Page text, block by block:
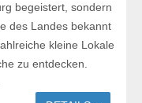
begeistert, sondern
des Landes bekannt
kleine Lokale
zu entdecken.